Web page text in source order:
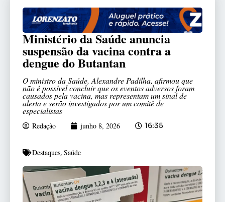
Ministério da Saúde anuncia
suspensão da vacina contra a
dengue do Butantan
O ministro da Saúde, Alexandre Padilha, afirmou que
não é possível concluir que os eventos adversos foram
causados pela vacina, mas representam um sinal de
alerta e serão investigados por um comitê de
especialistas
Redação junho 8, 2026 16:35
Destaques, Saúde